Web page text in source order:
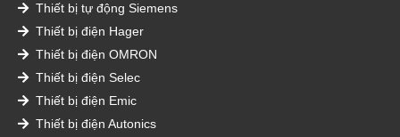
Thiết bị tự động Siemens
Thiết bị điện Hager
Thiết bị điện OMRON
Thiết bị điện Selec
Thiết bị điện Emic
Thiết bị điện Autonics